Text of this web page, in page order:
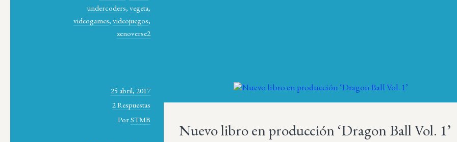
undercoders,vegeta,
videogames,videojuegos,
xenoverse2
25 abril, 2017
2 Respuestas
PorSTMB
Nuevo libro en producción ‘Dragon Ball Vol. 1’